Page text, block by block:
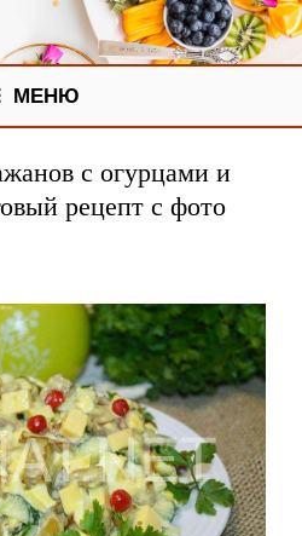
МЕНЮ
с огурцами и
рецепт с фото